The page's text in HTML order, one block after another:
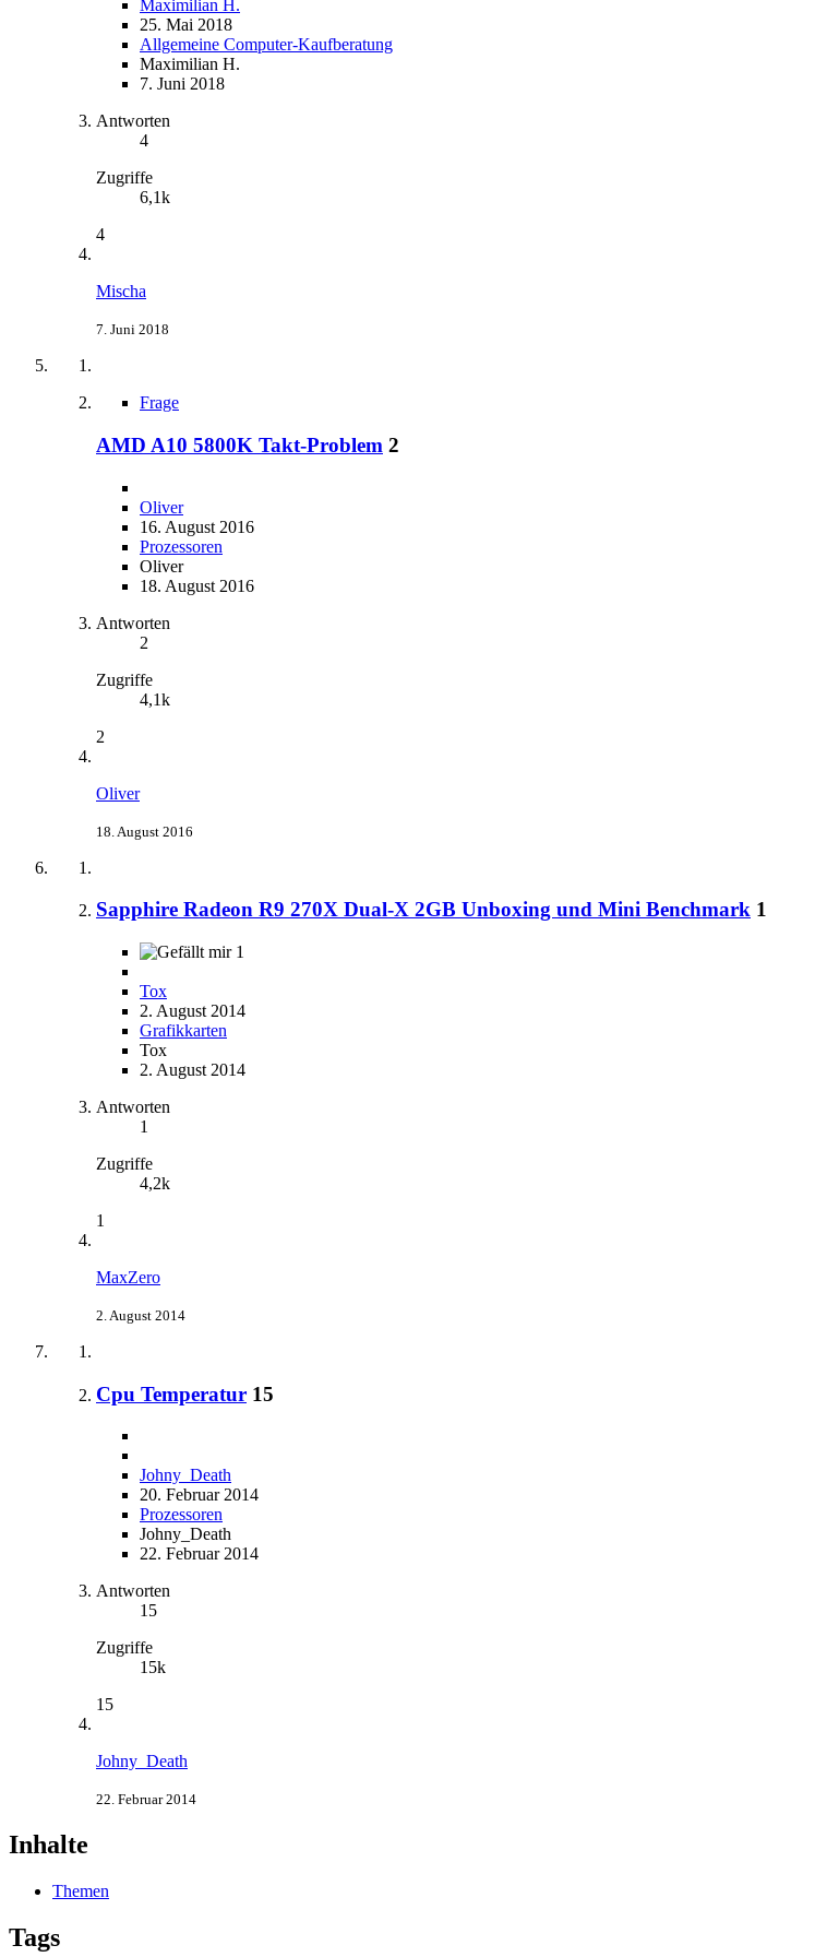
Maximilian H.
25. Mai 2018
Allgemeine Computer-Kaufberatung
Maximilian H.
7. Juni 2018
Antworten
4
Zugriffe
6,1k
4
Mischa
7. Juni 2018
Frage
AMD A10 5800K Takt-Problem 2
Oliver
16. August 2016
Prozessoren
Oliver
18. August 2016
Antworten
2
Zugriffe
4,1k
2
Oliver
18. August 2016
Sapphire Radeon R9 270X Dual-X 2GB Unboxing und Mini Benchmark 1
1
Tox
2. August 2014
Grafikkarten
Tox
2. August 2014
Antworten
1
Zugriffe
4,2k
1
MaxZero
2. August 2014
Cpu Temperatur 15
Johny_Death
20. Februar 2014
Prozessoren
Johny_Death
22. Februar 2014
Antworten
15
Zugriffe
15k
15
Johny_Death
22. Februar 2014
Inhalte
Themen
Tags